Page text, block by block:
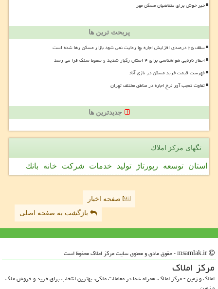
خبر خوش برای متقاضیان مسکن مهر
پربحث ترین ها
سقف ۲۵ درصدی افزایش اجاره بها رعایت نمی شود بازار مسکن رها شده است
اخطار نارنجی هواشناسی برای ۴ استان رگبار شدید و سقوط سنگ فرا می رسد
فهرست قیمت خرید مسکن در نازی آباد
تفاوت تعجب آور نرخ اجاره در مناطق مختلف تهران
جدیدترین ها
تگهای مركز املاك
استان توسعه رپورتاژ تولید خدمات شركت خانه بانك
صفحه اخبار
بازگشت به صفحه اصلی
مركز املاك
املاک و زمین - مرکز املاک، همراه شما در معاملات ملکی، بهترین انتخاب برای خرید و فروش ملک